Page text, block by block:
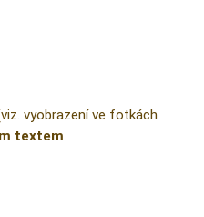
vyobrazení ve fotkách
textem